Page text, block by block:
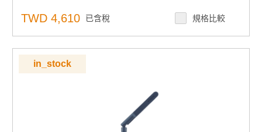
直接由行動裝置配置，無需安裝軟體或應用程式
TWD 4,610 已含稅 規格比較
in_stock